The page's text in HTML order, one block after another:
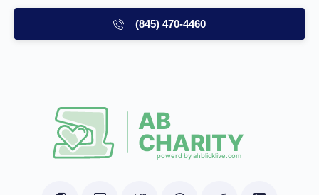
5 months ago $18.00
(845) 470-4460